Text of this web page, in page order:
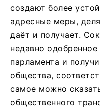
создают более
адресные меры,
даёт и получает.
недавно
парламента и
общества,
самое можно
общественного